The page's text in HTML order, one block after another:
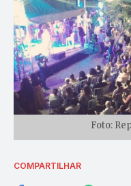
Foto:
COMPARTILHAR